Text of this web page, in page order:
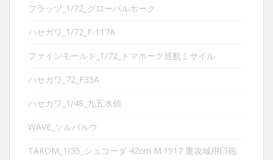
プラッツ_1/72_グローバルホーク
ハセガワ_1/72_F-117A
ファインモールド_1/72_トマホーク巡航ミサイル
ハセガワ_72_F35A
ハセガワ_1/48_九五水偵
WAVE_ソルバルウ
TAKOM_1/35_シュコーダ 42cm M.1917 重攻城用臼砲